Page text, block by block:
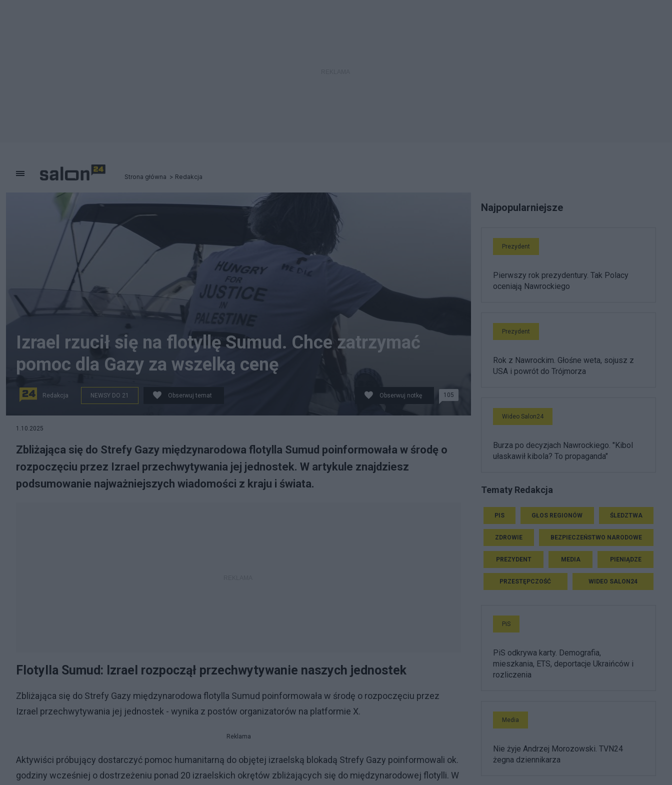
Strona główna Redakcja
Izrael rzucił się na flotyllę Sumud. Chce zatrzymać
pomoc dla Gazy za wszelką cenę
Redakcja NEWSY DO 21 Obserwuj temat Obserwuj notkę 105
1.10.2025
Zbliżająca się do Strefy Gazy międzynarodowa flotylla Sumud poinformowała w środę o
rozpoczęciu przez Izrael przechwytywania jej jednostek. W artykule znajdziesz
podsumowanie najważniejszych wiadomości z kraju i świata.
Flotylla Sumud: Izrael rozpoczął przechwytywanie naszych jednostek
Zbliżająca się do Strefy Gazy międzynarodowa flotylla Sumud poinformowała w środę o rozpoczęciu przez
Izrael przechwytywania jej jednostek - wynika z postów organizatorów na platformie X.
Reklama
Aktywiści próbujący dostarczyć pomoc humanitarną do objętej izraelską blokadą Strefy Gazy poinformowali ok.
godziny wcześniej o dostrzeżeniu ponad 20 izraelskich okrętów zbliżających się do międzynarodowej flotylli. W
Najpopularniejsze
Prezydent
Pierwszy rok prezydentury. Tak Polacy
oceniają Nawrockiego
Prezydent
Rok z Nawrockim. Głośne weta, sojusz z
USA i powrót do Trójmorza
Wideo Salon24
Burza po decyzjach Nawrockiego. "Kibol
ułaskawił kibola? To propaganda"
Tematy Redakcja
PIS GŁOS REGIONÓW ŚLEDZTWA
ZDROWIE BEZPIECZEŃSTWO NARODOWE
PREZYDENT MEDIA PIENIĄDZE
PRZESTĘPCZOŚĆ WIDEO SALON24
PiS
PiS odkrywa karty. Demografia,
mieszkania, ETS, deportacje Ukraińców i
rozliczenia
Media
Nie żyje Andrzej Morozowski. TVN24
żegna dziennikarza